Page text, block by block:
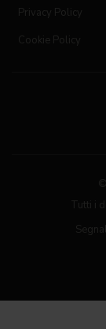
Privacy Policy
Cookie Policy
Tutti i